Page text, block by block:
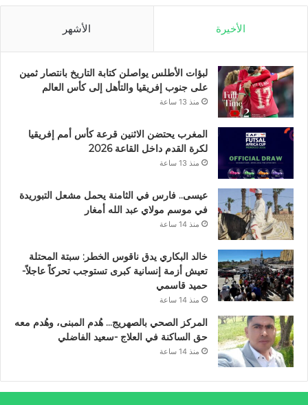
الأخيرة الأشهر
لبؤات الأطلس يواصلن كتابة التاريخ بانتصار ثمين
على جنوب إفريقيا والتأهل إلى كأس العالم
منذ 13 ساعة
المغرب يحتضن الاثنين قرعة كأس أمم إفريقيا
لكرة القدم داخل القاعة 2026
منذ 13 ساعة
عيسى.. فارس في الثامنة يحمل مشعل التبوريدة
في موسم مولاي عبد الله أمغار
منذ 14 ساعة
خالد البكاري يدق ناقوس الخطر: سبتة المحتلة
تعيش أزمة إنسانية كبرى تستوجب تحركاً عاجلاً-
حميد قاسمي
منذ 14 ساعة
المركز الصحي بالصهريج… هُدم المبنى، وهُدم معه
حق الساكنة في العلاج -سعيد الفاضلي
منذ 14 ساعة